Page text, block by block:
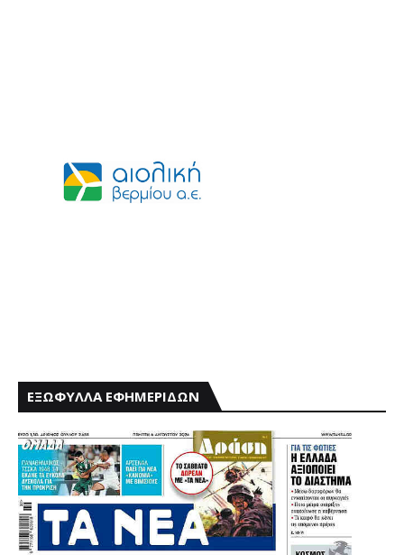
ΕΞΩΦΥΛΛΑ ΕΦΗΜΕΡΙΔΩΝ